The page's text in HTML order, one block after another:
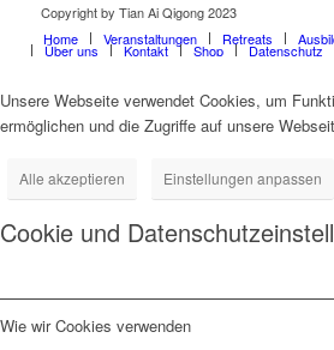
Copyright by Tian Ai Qigong 2023
Home
Veranstaltungen Retreats
Über uns Kontakt Shop Datenschutz
Unsere Webseite verwendet Cookies, um
ermöglichen und die Zugriffe auf unsere
Alle akzeptieren Einstellungen anpassen
Cookie und
Wie wir Cookies verwenden